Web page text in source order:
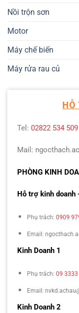
Nồi trộn sơn
Motor
Máy chế biến
Máy rửa rau củ
HỖ
Tel: 02822 534 509
Mail:
PHÒNG KINH
Hỗ trợ kinh doanh
Phụ trách: 0909
Email:
Kinh Doanh 1
Phụ trách: 09 3333
Email:
Kinh Doanh 2